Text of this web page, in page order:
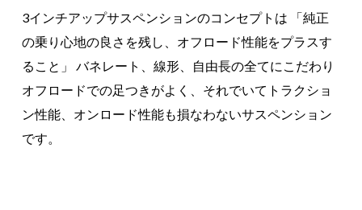
3インチアップサスペンションのコンセプトは 「純正
の乗り心地の良さを残し、オフロード性能をプラスす
ること」 バネレート、線形、自由長の全てにこだわり
オフロードでの足つきがよく、それでいてトラクショ
ン性能、オンロード性能も損なわないサスペンション
です。